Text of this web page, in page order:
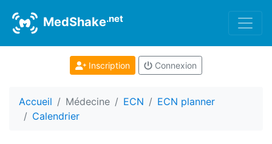
MedShake.net
Inscription Connexion
Accueil Médecine ECN
ECN planner
Calendrier